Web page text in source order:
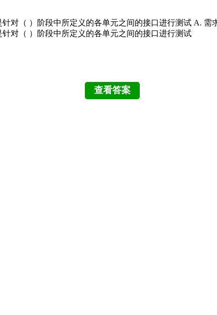
对（ ）阶段中所定义的各单元之间的接口进行测试 A. 需
对（ ）阶段中所定义的各单元之间的接口进行测试